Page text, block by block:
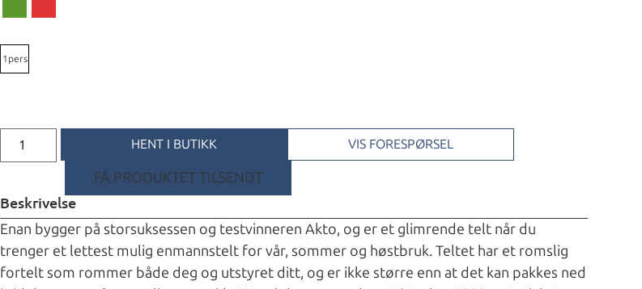
1pers
HENT I BUTIKK VIS FORESPØRSEL
FÅ PRODUKTET TILSENDT
Beskrivelse
Enan bygger på storsuksessen og testvinneren Akto, og er et glimrende telt når du
trenger et lettest mulig enmannstelt for vår, sommer og høstbruk. Teltet har et romslig
fortelt som rommer både deg og utstyret ditt, og er ikke større enn at det kan pakkes ned